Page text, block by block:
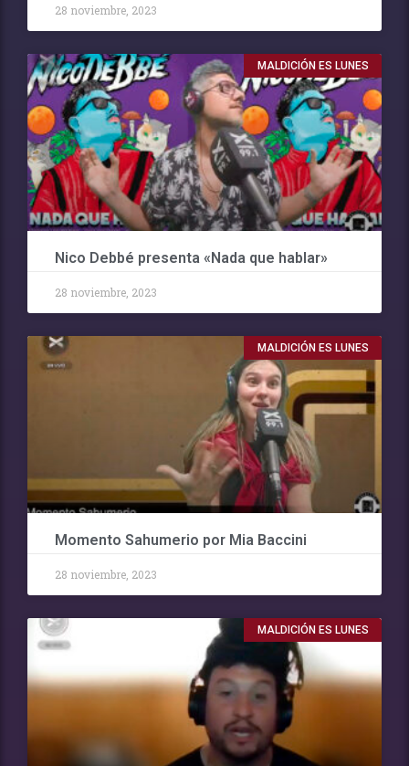
28 noviembre, 2023
MALDICIÓN ES LUNES
Nico Debbé presenta «Nada que hablar»
28 noviembre, 2023
MALDICIÓN ES LUNES
Momento Sahumerio por Mia Baccini
28 noviembre, 2023
MALDICIÓN ES LUNES